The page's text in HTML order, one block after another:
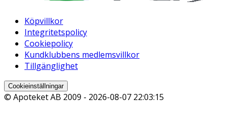
Köpvillkor
Integritetspolicy
Cookiepolicy
Kundklubbens medlemsvillkor
Tillgänglighet
Cookieinställningar
© Apoteket AB 2009 - 2026-08-07 22:03:15